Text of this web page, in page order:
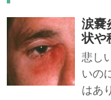
涙嚢
状や
悲し
いの
はあ